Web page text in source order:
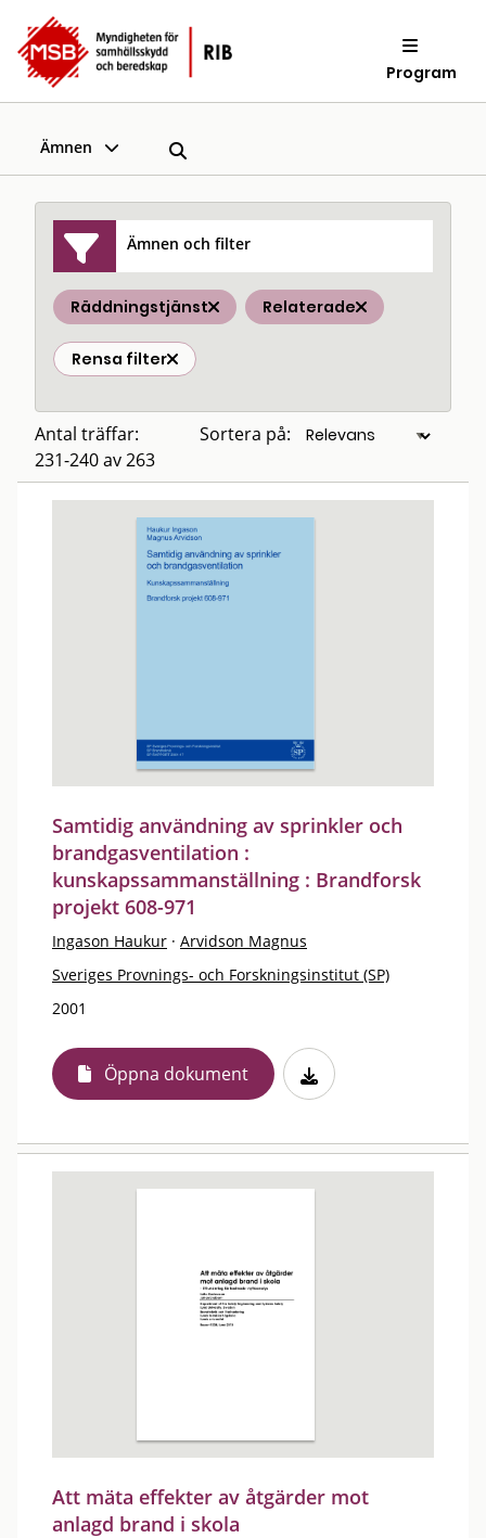
Program
Ämnen
Ämnen och filter
Räddningstjänst Relaterade
Rensa filter
Antal träffar:
231-240 av 263
Sortera på:
Samtidig användning av sprinkler och
brandgasventilation :
kunskapssammanställning : Brandforsk
projekt 608-971
Ingason Haukur · Arvidson Magnus
Sveriges Provnings- och Forskningsinstitut (SP)
2001
Öppna dokument
Att mäta effekter av åtgärder mot
anlagd brand i skola